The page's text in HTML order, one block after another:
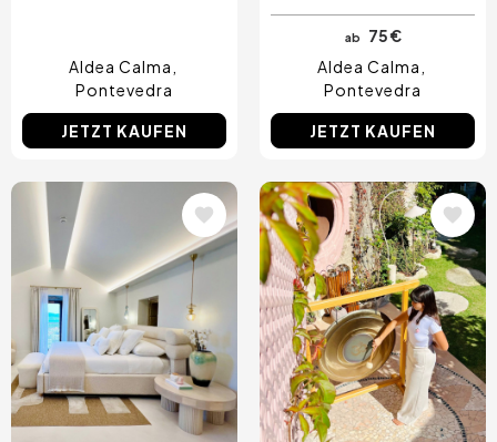
Aldea Calma
Pontevedra
JETZT KAUFEN
ab
75 €
Aldea Calma
Pontevedra
JETZT KAUFEN
Bild Bild